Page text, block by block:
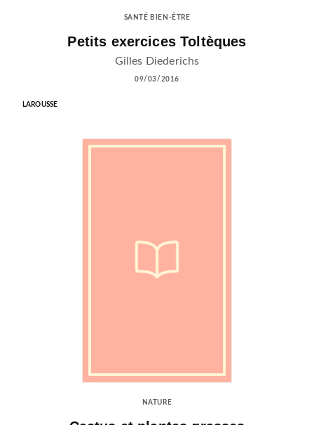
SANTÉ BIEN-ÊTRE
Petits exercices Toltèques
Gilles Diederichs
09/03/2016
LAROUSSE
NATURE